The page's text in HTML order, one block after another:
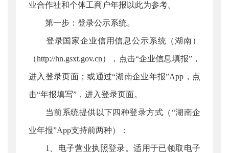
业合作社和个体工商户年报以此为参考。
第一步：登录公示系统。
登录国家企业信用信息公示系统（湖南）
（http://hn.gsxt.gov.cn），点击“企业信息填报”，
进入登录页面；或通过“湖南企业年报”App，点
击“年报填写”，进入登录页面。
当前系统提供以下四种登录方式（“湖南企
业年报”App支持前两种）：
1、电子营业执照登录。适用于已领取电子